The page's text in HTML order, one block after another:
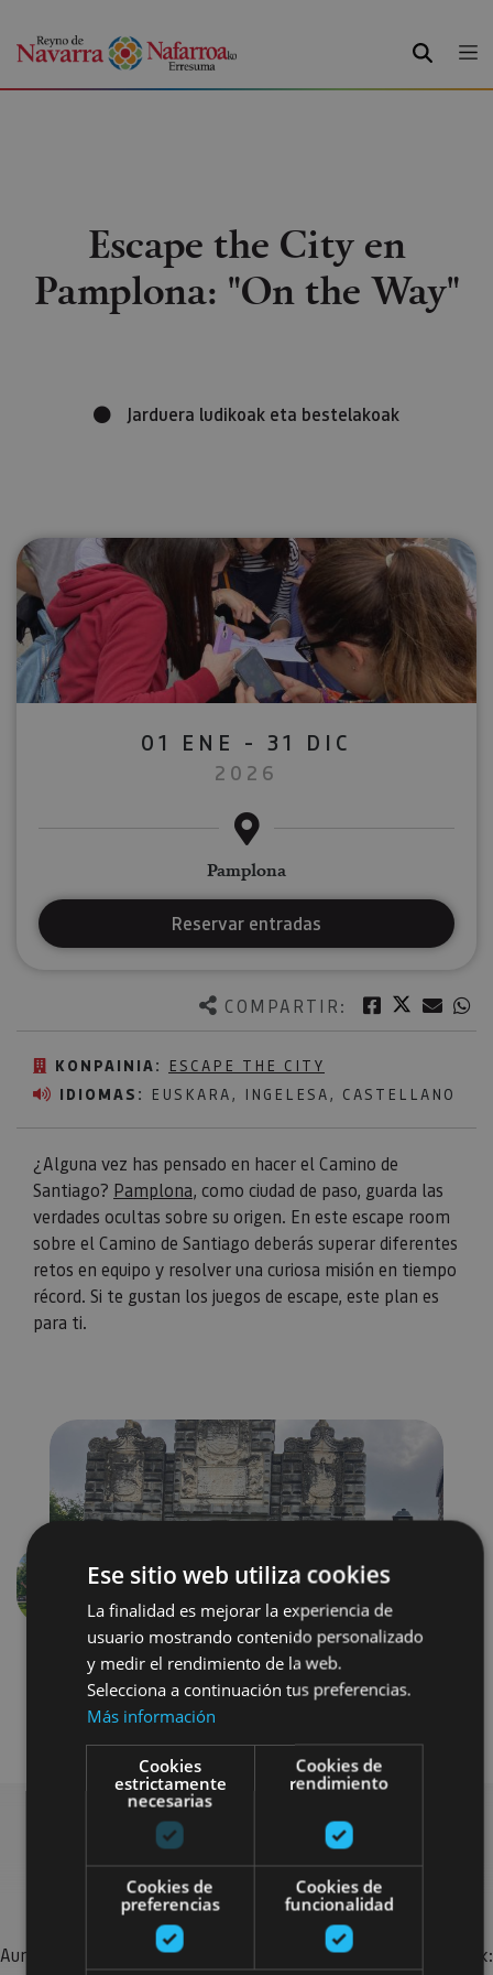
BILATU
Escape the City en
Pamplona: "On the Way"
Jarduera ludikoak eta bestelakoak
COMPARTIR: Facebook
Twitter
KONPAINIA: ESCAPE THE CITY
IDIOMAS: EUSKARA, INGELESA, CASTELLANO
¿Alguna vez has pensado en hacer el Camino de
Santiago? Pamplona, como ciudad de paso, guarda las
verdades ocultas sobre su origen. En este escape room
sobre el Camino de Santiago deberás superar diferentes
retos en equipo y resolver una curiosa misión en tiempo
récord. Si te gustan los juegos de escape, este plan es
para ti.
01 ENE - 31 DIC
2026
Pamplona
Reservar entradas
Bilatu plan gehiago
Aurkitu zure bidaia Nafarroan osatzeko planak eta iradokizunak:
Ese sitio web utiliza cookies
La finalidad es mejorar la experiencia de
usuario mostrando contenido personalizado
y medir el rendimiento de la web.
Selecciona a continuación tus preferencias.
Más información
Cookies
estrictamente
necesarias
Cookies de
rendimiento
Cookies de
preferencias
Cookies de
funcionalidad